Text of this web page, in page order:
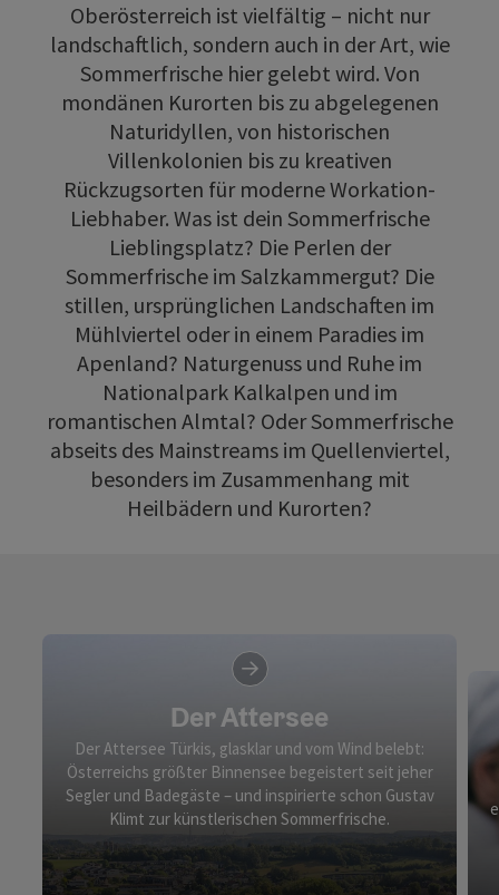
Oberösterreich ist vielfältig – nicht nur
landschaftlich, sondern auch in der Art, wie
Sommerfrische hier gelebt wird. Von
mondänen Kurorten bis zu abgelegenen
Naturidyllen, von historischen
Villenkolonien bis zu kreativen
Rückzugsorten für moderne Workation-
Liebhaber. Was ist dein Sommerfrische
Lieblingsplatz? Die Perlen der
Sommerfrische im Salzkammergut? Die
stillen, ursprünglichen Landschaften im
Mühlviertel oder in einem Paradies im
Apenland? Naturgenuss und Ruhe im
Nationalpark Kalkalpen und im
romantischen Almtal? Oder Sommerfrische
abseits des Mainstreams im Quellenviertel,
besonders im Zusammenhang mit
Heilbädern und Kurorten?
Der Attersee
Der Attersee Türkis, glasklar und vom Wind belebt:
Österreichs größter Binnensee begeistert seit jeher
Segler und Badegäste – und inspirierte schon Gustav
Klimt zur künstlerischen Sommerfrische.